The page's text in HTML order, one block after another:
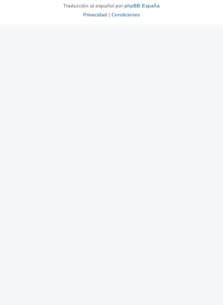
Traducción al español porphpBB España
Privacidad | Condiciones